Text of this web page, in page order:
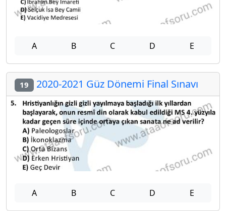
A B C D E
19 2020-2021 Güz Dönemi Final Sınavı
A B C D E